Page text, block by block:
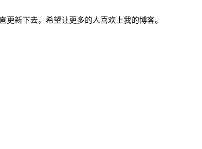
新下去，希望让更多的人喜欢上我的博客。